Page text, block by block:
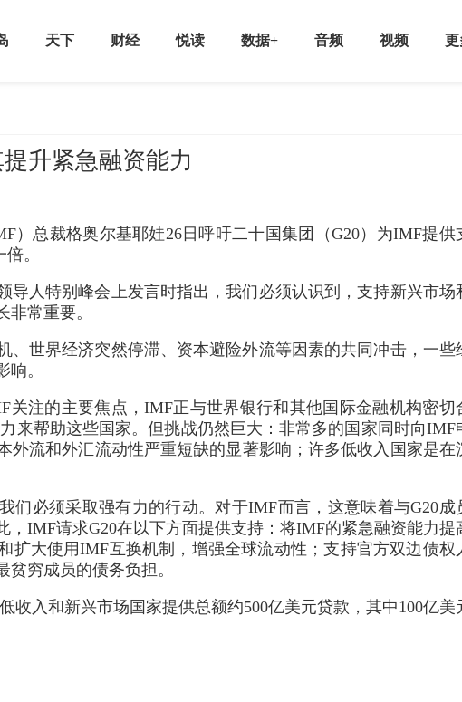
天下 财经 悦读 数据+ 音频 视频 更
升紧急融资能力
）总裁格奥尔基耶娃26日呼吁二十国集团（G20）为IMF提供
。
导人特别峰会上发言时指出，我们必须认识到，支持新兴市场
常重要。
、世界经济突然停滞、资本避险外流等因素的共同冲击，一些
。
关注的主要焦点，IMF正与世界银行和其他国际金融机构密切
来帮助这些国家。但挑战仍然巨大：非常多的国家同时向IMF
外流和外汇流动性严重短缺的显著影响；许多低收入国家是在
们必须采取强有力的行动。对于IMF而言，这意味着与G20成
，IMF请求G20在以下方面提供支持：将IMF的紧急融资能力提
扩大使用IMF互换机制，增强全球流动性；支持官方双边债权
穷成员的债务负担。
收入和新兴市场国家提供总额约500亿美元贷款，其中100亿美